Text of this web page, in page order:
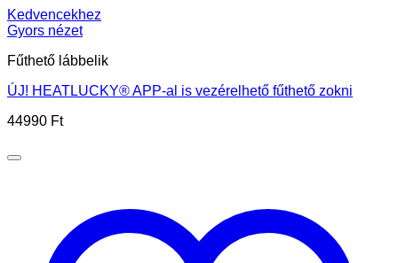
Kedvencekhez
Gyors nézet
Fűthető lábbelik
ÚJ! HEATLUCKY® APP-al is vezérelhető fűthető zokni
44990 Ft